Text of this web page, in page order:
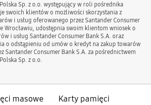
Sp. z o.o. występujący w roli pośrednika
swoich klientów o możliwości skorzystania z
i usług oferowanego przez Santander Consumer
Wrocławiu, udostępnia swoim klientom wniosek o
i usług Santander Consumer Bank S.A. oraz
o odstąpieniu od umów o kredyt na zakup towarów
Santander Consumer Bank S.A. za pośrednictwem
Sp. z o.o.
masowe
Karty pamięci